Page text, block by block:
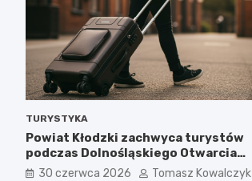
TURYSTYKA
Powiat Kłodzki zachwyca turystów
podczas Dolnośląskiego Otwarcia
Wakacji
30 czerwca 2026 Tomasz Kowalczyk